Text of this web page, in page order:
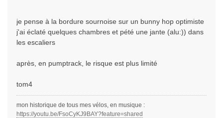
je pense à la bordure sournoise sur un bunny hop optimiste
j'ai éclaté quelques chambres et pété une jante (alu:)) dans
les escaliers
après, en pumptrack, le risque est plus limité
tom4
mon historique de tous mes vélos, en musique :
https://youtu.be/FsoCyKJ9BAY?feature=shared